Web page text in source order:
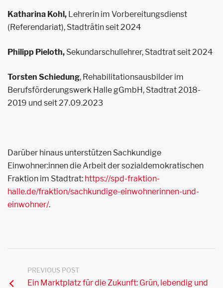
Katharina Kohl, Lehrerin im Vorbereitungsdienst
(Referendariat), Stadträtin seit 2024
Philipp Pieloth, Sekundarschullehrer, Stadtrat seit 2024
Torsten Schiedung, Rehabilitationsausbilder im
Berufsförderungswerk Halle gGmbH, Stadtrat 2018-
2019 und seit 27.09.2023
Darüber hinaus unterstützen Sachkundige
Einwohner:innen die Arbeit der sozialdemokratischen
Fraktion im Stadtrat: https://spd-fraktion-
halle.de/fraktion/sachkundige-einwohnerinnen-und-
einwohner/.
PREVIOUS POST
Ein Marktplatz für die Zukunft: Grün, lebendig und